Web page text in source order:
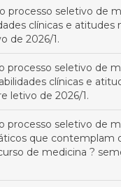
processo seletivo de
clínicas e atitudes
de 2026/1.
processo seletivo de
clínicas e
letivo de 2026/1.
processo seletivo de
que contemplam
de medicina ?